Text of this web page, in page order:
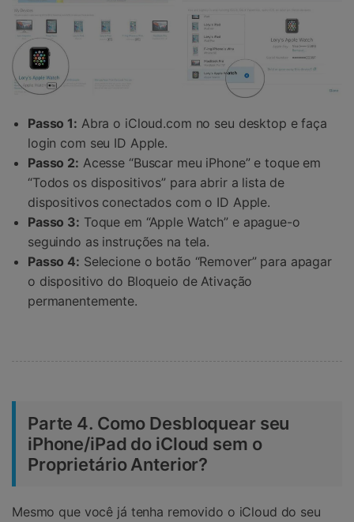
Passo 1: Abra o iCloud.com no seu desktop e faça
login com seu ID Apple.
Passo 2: Acesse “Buscar meu iPhone” e toque em
“Todos os dispositivos” para abrir a lista de
dispositivos conectados com o ID Apple.
Passo 3: Toque em “Apple Watch” e apague-o
seguindo as instruções na tela.
Passo 4: Selecione o botão “Remover” para apagar
o dispositivo do Bloqueio de Ativação
permanentemente.
Parte 4. Como Desbloquear seu
iPhone/iPad do iCloud sem o
Proprietário Anterior?
Mesmo que você já tenha removido o iCloud do seu